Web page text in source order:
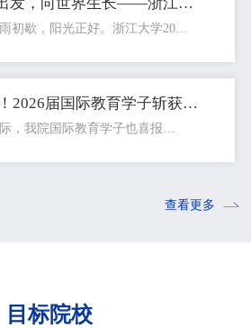
初歇，阳光正好。浙江大学20…
重磅喜报！2026届国际教育学子斩获500+封全球名校Offer！
，我院国际教育学子也喜报…
查看更多
目标院校